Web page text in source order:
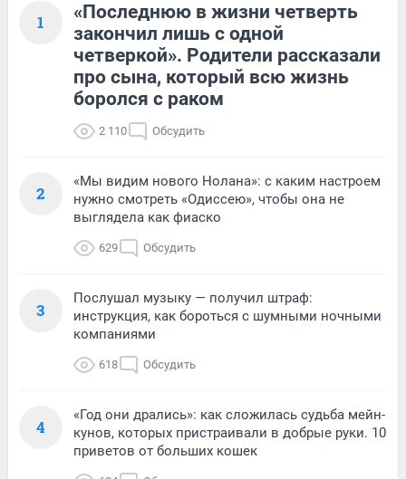
1
«Последнюю в жизни четверть
закончил лишь с одной
четверкой». Родители рассказали
про сына, который всю жизнь
боролся с раком
2 110 Обсудить
2
«Мы видим нового Нолана»: с каким настроем
нужно смотреть «Одиссею», чтобы она не
выглядела как фиаско
629 Обсудить
3
Послушал музыку — получил штраф:
инструкция, как бороться с шумными ночными
компаниями
618 Обсудить
4
«Год они дрались»: как сложилась судьба мейн-
кунов, которых пристраивали в добрые руки. 10
приветов от больших кошек